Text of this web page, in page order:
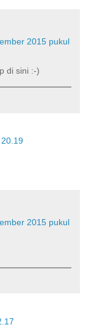
2015 pukul
di sini :-)
2015 pukul